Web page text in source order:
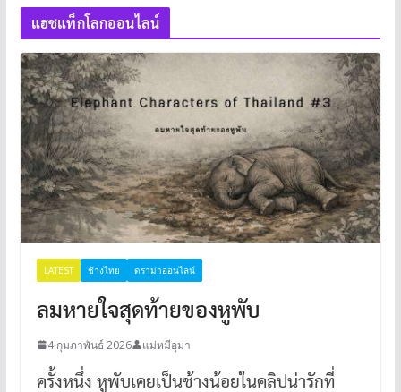
แฮชแท็กโลกออนไลน์
LATEST ช้างไทย ดราม่าออนไลน์
ลมหายใจสุดท้ายของหูพับ
4 กุมภาพันธ์ 2026 แม่หมีอุมา
ครั้งหนึ่ง หูพับเคยเป็นช้างน้อยในคลิปน่ารักที่